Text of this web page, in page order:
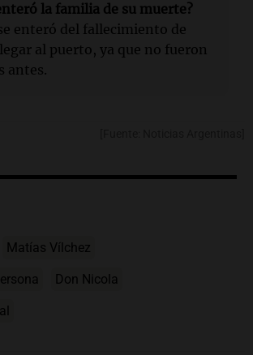
la familia de su muerte?
enteró del fallecimiento de
al puerto, ya que no fueron
antes.
Matías Vílchez
Don Nicola